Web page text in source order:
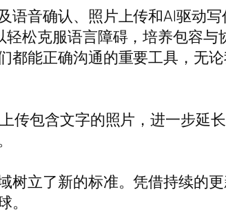
语音确认、照片上传和AI驱动
松克服语言障碍，培养包容与
都能正确沟通的重要工具，无
传包含文字的照片，进一步延
立了新的标准。凭借持续的更